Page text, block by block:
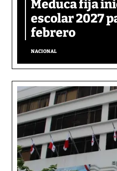
Meduca fija
escolar 2027
febrero
NACIONAL